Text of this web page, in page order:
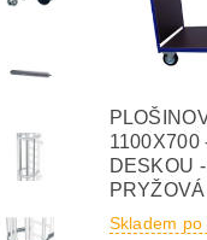
1100X700
DESKOU
Skladem